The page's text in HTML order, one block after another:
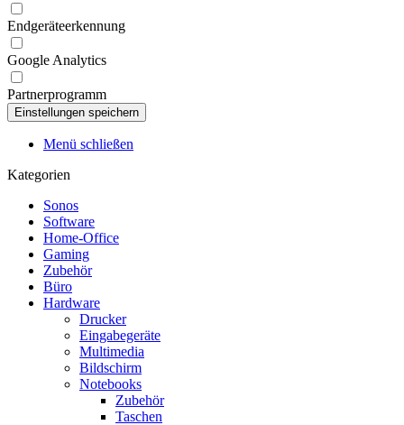
Endgeräteerkennung
Google Analytics
Partnerprogramm
Menü schließen
Kategorien
Sonos
Software
Home-Office
Gaming
Zubehör
Büro
Hardware
Drucker
Eingabegeräte
Multimedia
Bildschirm
Notebooks
Zubehör
Taschen